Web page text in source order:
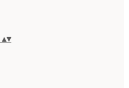
▴▾